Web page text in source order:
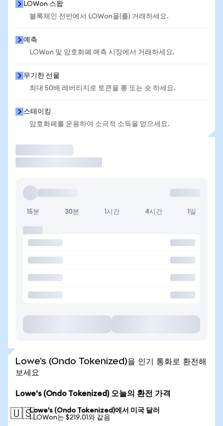
LOWon 스왑
블록체인 전반에서 LOWon을(를) 거래하세요.
예측
LOWon 및 암호화폐 예측 시장에서 거래하세요.
무기한 선물
최대 50배 레버리지로 토큰을 롱 또는 숏 하세요.
스테이킹
암호화폐를 운용하여 소극적 소득을 얻으세요.
15분 30분 1시간 4시간 1일
Lowe's (Ondo Tokenized)을 인기 통화로 환전해
보세요
Lowe's (Ondo Tokenized) 오늘의 환전 가격
🇺🇸Lowe's (Ondo Tokenized)에서 미국 달러
1 LOWon는 $219.01와 같음